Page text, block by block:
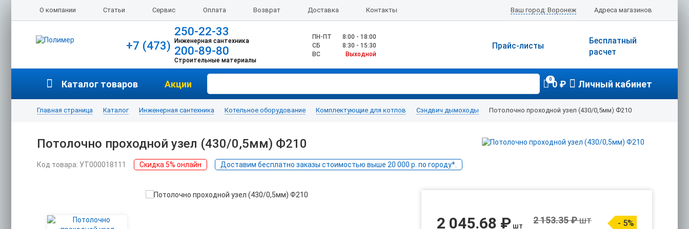
О компании Статьи Сервис Оплата Возврат Доставка Контакты Адреса магазинов
Ваш город: Воронеж
+7 (473)
250-22-33
Инженерная сантехника
200-89-80
Строительные материалы
ПН-ПТ
8:00 - 18:00
CБ
8:30 - 15:30
ВС
Выходной
Бесплатный
расчет
Прайс-листы
Каталог товаров Акции 00 ₽ Личный кабинет
Главная страница Каталог Инженерная сантехника Котельное оборудование Комплектующие для котлов Cэндвич дымоходы Потолочно проходной узел (430/0,5мм) Ф210
Потолочно проходной узел (430/0,5мм) Ф210
Код товара: УТ000018111 Скидка 5% онлайн Доставим бесплатно заказы стоимостью выше 20 000 р. по городу*.
2 045.68 ₽ шт
2 153.35 ₽шт - 5%